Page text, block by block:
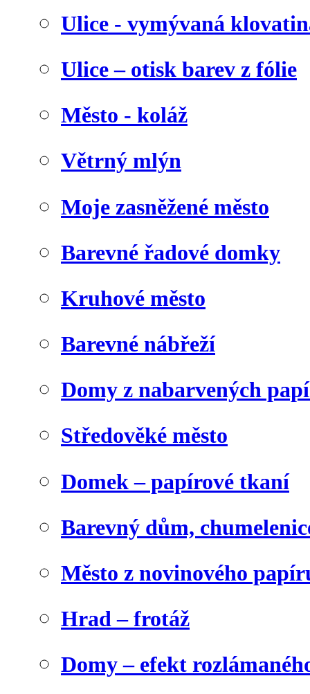
Ulice - vymývaná
Ulice – otisk barev z fólie
Město - koláž
Větrný mlýn
Moje zasněžené město
Barevné řadové domky
Kruhové město
Barevné nábřeží
Domy z nabarvených
Středověké město
Domek – papírové tkaní
Barevný dům,
Město z novinového
Hrad – frotáž
Domy – efekt